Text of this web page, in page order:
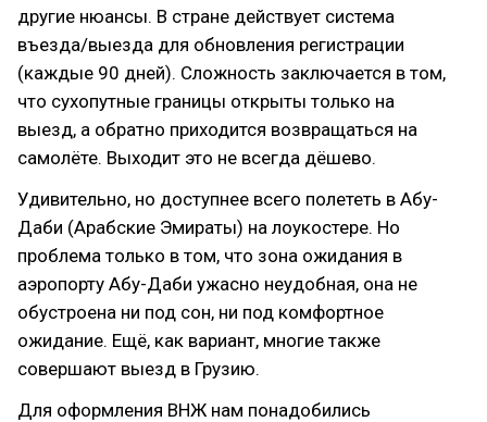
другие нюансы. В стране действует система
въезда/выезда для обновления регистрации
(каждые 90 дней). Сложность заключается в том,
что сухопутные границы открыты только на
выезд, а обратно приходится возвращаться на
самолёте. Выходит это не всегда дёшево.
Удивительно, но доступнее всего полететь в Абу-
Даби (Арабские Эмираты) на лоукостере. Но
проблема только в том, что зона ожидания в
аэропорту Абу-Даби ужасно неудобная, она не
обустроена ни под сон, ни под комфортное
ожидание. Ещё, как вариант, многие также
совершают выезд в Грузию.
Для оформления ВНЖ нам понадобились